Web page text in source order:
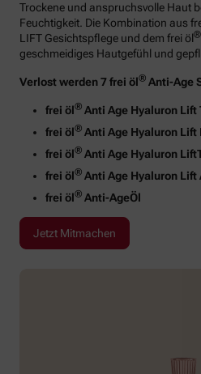
Trockene und anspruchsvolle Haut
Feuchtigkeit. Die Kombination aus
LIFT Gesichtspflege und dem frei öl®
geschmeidiges Hautgefühl und
Verlost werden 7 frei öl® Anti-Age
frei öl® Anti Age Hyaluron Lift
frei öl® Anti Age Hyaluron Lift
frei öl® Anti Age Hyaluron
frei öl® Anti Age Hyaluron
frei öl® Anti-AgeÖl
Jetzt Mitmachen